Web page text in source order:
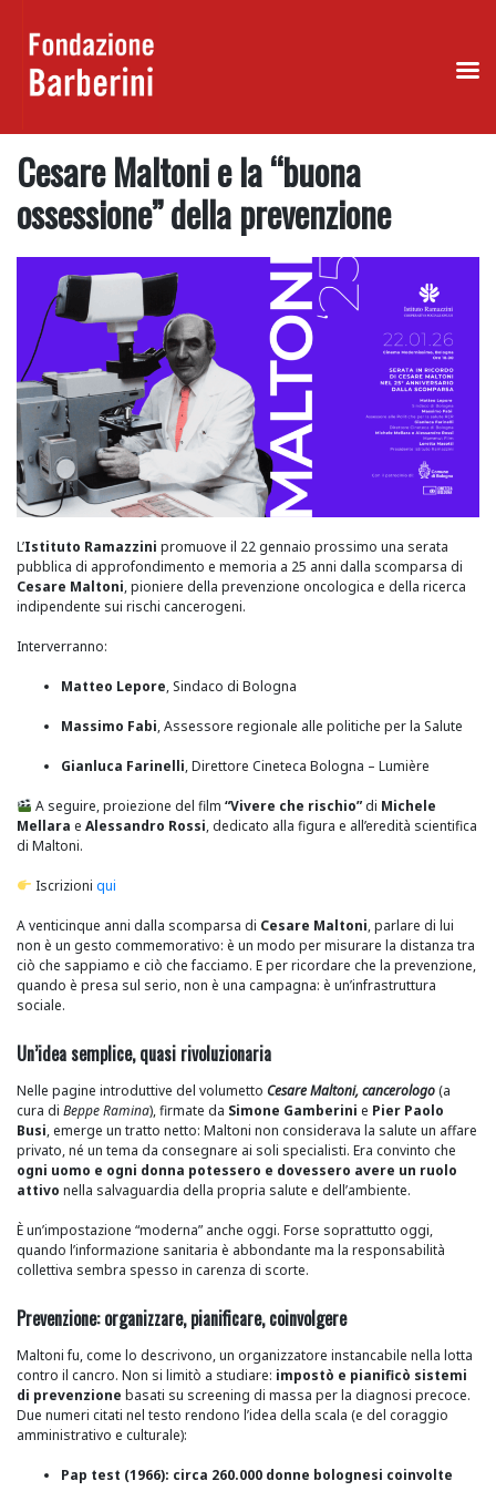
contentCesare Maltoni e la “buona
ossessione” della prevenzione
L’Istituto Ramazzini promuove il 22 gennaio prossimo una serata
pubblica di approfondimento e memoria a 25 anni dalla scomparsa di
Cesare Maltoni, pioniere della prevenzione oncologica e della ricerca
indipendente sui rischi cancerogeni.
Interverranno:
Matteo Lepore, Sindaco di Bologna
Massimo Fabi, Assessore regionale alle politiche per la Salute
Gianluca Farinelli, Direttore Cineteca Bologna – Lumière
A seguire, proiezione del film “Vivere che rischio”di Michele
Mellara e Alessandro Rossi, dedicato alla figura e all’eredità scientifica
di Maltoni.
Iscrizioni qui
A venticinque anni dalla scomparsa di Cesare Maltoni, parlare di lui
non è un gesto commemorativo: è un modo per misurare la distanza tra
ciò che sappiamo e ciò che facciamo. E per ricordare che la prevenzione,
quando è presa sul serio, non è una campagna: è un’infrastruttura
sociale.
Un’idea semplice, quasi rivoluzionaria
Nelle pagine introduttive del volumetto Cesare Maltoni, cancerologo(a
cura di Beppe Ramina), firmate da Simone Gamberini e Pier Paolo
Busi, emerge un tratto netto: Maltoni non considerava la salute un affare
privato, né un tema da consegnare ai soli specialisti. Era convinto che
ogni uomo e ogni donna potessero e dovessero avere un ruolo
attivo nella salvaguardia della propria salute e dell’ambiente.
È un’impostazione “moderna” anche oggi. Forse soprattutto oggi,
quando l’informazione sanitaria è abbondante ma la responsabilità
collettiva sembra spesso in carenza di scorte.
Prevenzione: organizzare, pianificare, coinvolgere
Maltoni fu, come lo descrivono, un organizzatore instancabile nella lotta
contro il cancro. Non si limitò a studiare: impostò e pianificò sistemi
di prevenzione basati su screening di massa per la diagnosi precoce.
Due numeri citati nel testo rendono l’idea della scala (e del coraggio
amministrativo e culturale):
Pap test (1966): circa 260.000 donne bolognesi coinvolte